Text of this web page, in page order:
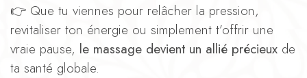
👉 Que tu viennes pour relâcher la pression,
revitaliser ton énergie ou simplement t’offrir une
vraie pause, le massage devient un allié précieux de
ta santé globale.